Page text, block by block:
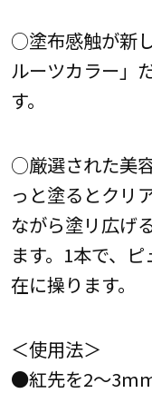
○塗布感触が新
ルーツカラー」
す。
○厳選された美
っと塗るとクリ
ながら塗リ広げ
ます。1本で、
在に操ります。
＜使用法＞
●紅先を2～